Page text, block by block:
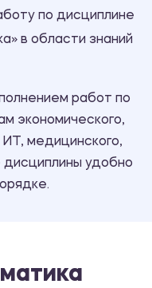
по дисциплине
в области знаний
работ по
экономического,
медицинского,
дисциплины удобно